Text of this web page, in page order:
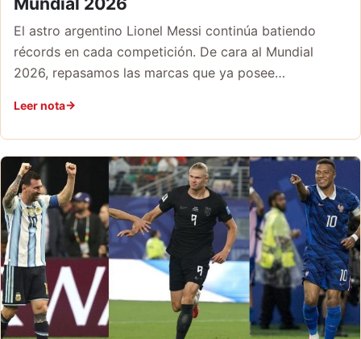
El astro argentino Lionel Messi continúa batiendo
récords en cada competición. De cara al Mundial
2026, repasamos las marcas que ya posee…
Leer nota